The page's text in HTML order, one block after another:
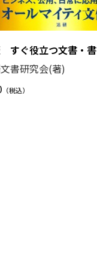
すぐ役立つ文書・
書研究会(著)